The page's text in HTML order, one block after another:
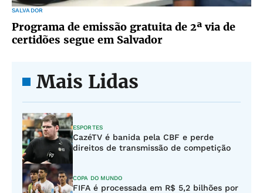
SALVADOR
Programa de emissão gratuita de 2ª via de
certidões segue em Salvador
Mais Lidas
ESPORTES
CazéTV é banida pela CBF e perde
direitos de transmissão de competição
COPA DO MUNDO
FIFA é processada em R$ 5,2 bilhões por